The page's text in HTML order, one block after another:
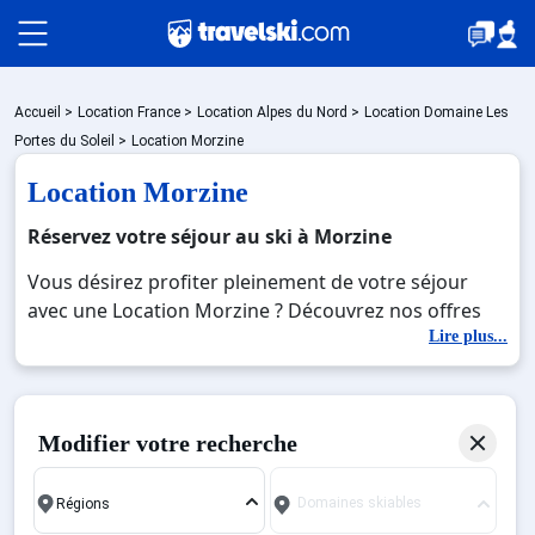
Packages
🚆Train de nuit
Stations
Hébergements
Bons plans
Accueil > Location France > Location Alpes du Nord > Location Domaine Les
Portes du Soleil > Location Morzine
Location Morzine
Réservez votre séjour au ski à Morzine
Vous désirez profiter pleinement de votre séjour
avec une Location Morzine ? Découvrez nos offres
de Location Morzine pour skier sans limite à noel,
jour de l'an, février. Fermez les yeux et imaginez…
Profitez de votre Location Morzine, une station
plaisirs de la glisse sur les pistes de ski et des
paysages montagnards. Pour un week-end ou pour
Lire plus...
Modifier votre recherche
Domaines skiables